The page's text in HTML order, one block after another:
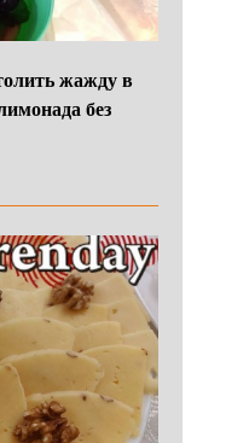
жажду в
без